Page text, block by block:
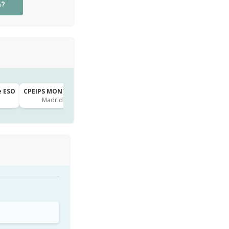
ESO
CPEIPS MONTEALTO · 2º de Primaria
Madrid